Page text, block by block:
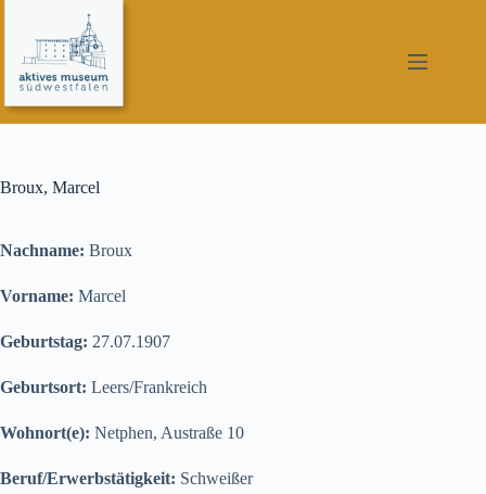
springen
Broux, Marcel
Nachname: Broux
Vorname: Marcel
Geburtstag: 27.07.1907
Geburtsort: Leers/Frankreich
Wohnort(e): Netphen, Austraße 10
Beruf/Erwerbstätigkeit: Schweißer